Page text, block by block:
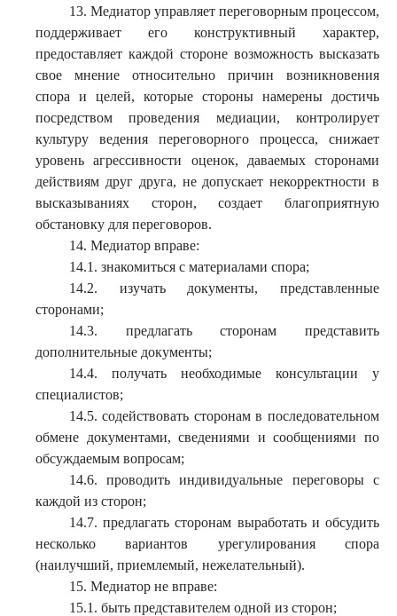
13. Медиатор управляет переговорным процессом,
поддерживает его конструктивный характер,
предоставляет каждой стороне возможность высказать
свое мнение относительно причин возникновения
спора и целей, которые стороны намерены достичь
посредством проведения медиации, контролирует
культуру ведения переговорного процесса, снижает
уровень агрессивности оценок, даваемых сторонами
действиям друг друга, не допускает некорректности в
высказываниях сторон, создает благоприятную
обстановку для переговоров.
14. Медиатор вправе:
14.1. знакомиться с материалами спора;
14.2. изучать документы, представленные
сторонами;
14.3. предлагать сторонам представить
дополнительные документы;
14.4. получать необходимые консультации у
специалистов;
14.5. содействовать сторонам в последовательном
обмене документами, сведениями и сообщениями по
обсуждаемым вопросам;
14.6. проводить индивидуальные переговоры с
каждой из сторон;
14.7. предлагать сторонам выработать и обсудить
несколько вариантов урегулирования спора
(наилучший, приемлемый, нежелательный).
15. Медиатор не вправе:
15.1. быть представителем одной из сторон;